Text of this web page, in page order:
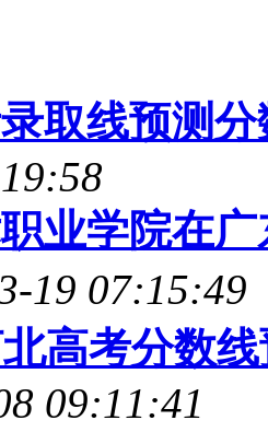
取线预测
业学院在
19 07:15:49
高考分数
09:11:41